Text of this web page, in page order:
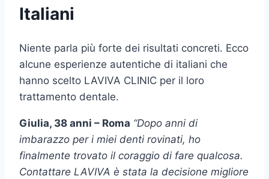
Italiani
Niente parla più forte dei risultati concreti. Ecco
alcune esperienze autentiche di italiani che
hanno scelto LAVIVA CLINIC per il loro
trattamento dentale.
Giulia, 38 anni – Roma “Dopo anni di
imbarazzo per i miei denti rovinati, ho
finalmente trovato il coraggio di fare qualcosa.
Contattare LAVIVA è stata la decisione migliore